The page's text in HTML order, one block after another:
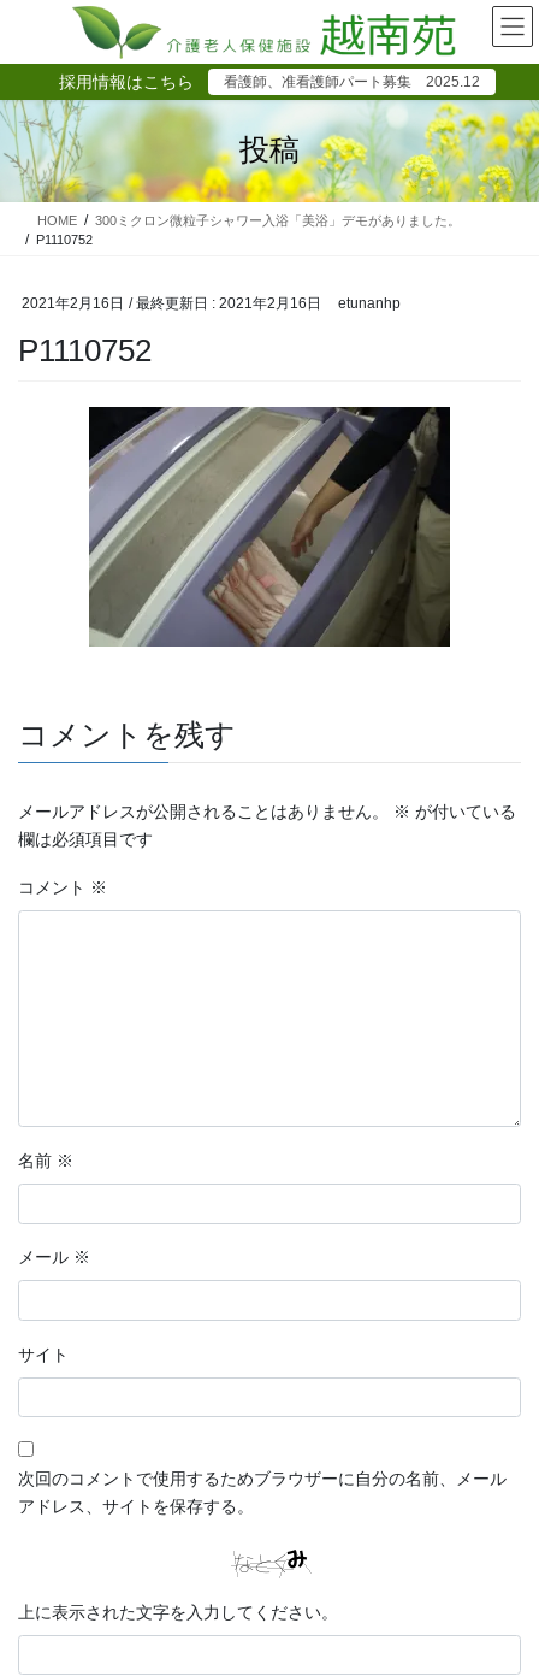
テ
ツ
に
移
ゲ
シ
ョ
ン
採用情報はこちら 看護師、准看護師パート募集 2025.12
投稿
HOME
300ミクロン微粒子シャワー入浴「美浴」デモがありました。
P1110752
2021年2月16日 / 最終更新日 : 2021年2月16日 etunanhp
P1110752
コメントを残す
メールアドレスが公開されることはありません。 ※ が付いている
欄は必須項目です
コメント ※
名前 ※
メール ※
サイト
次回のコメントで使用するためブラウザーに自分の名前、メール
アドレス、サイトを保存する。
上に表示された文字を入力してください。